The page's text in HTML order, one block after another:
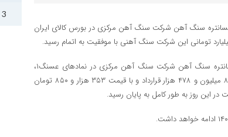
کنسانتره سنگ آهن شرکت سنگ آهن مرکزی در بورس کالای ایران
به این ترتیب عرضه اولیه اوراق سلف موازی استاندارد کنسانتره سنگ آهن شرکت سنگ آهن مرکزی در نمادهای عسنگ۱،
عسنگ۲، عسنگ۳، عسنگ۴، عسنگ۵ و عسنگ۶ به تعداد ۸ میلیون و ۴۷۸ هزار قرارداد و با قیمت ۳۵۳ هزار و ۸۵۰ تومان
3